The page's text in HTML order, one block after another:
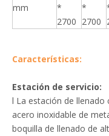
mm
*
2700
*
2700
Características:
Estación de servicio:
l La estación de
acero inoxidable de
boquilla de llenado de